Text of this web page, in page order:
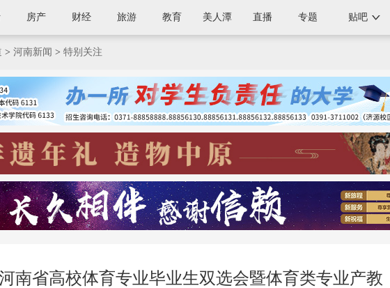
房产 财经 旅游 教育 美人潭 直播 专题 贴吧
> 河南新闻 > 特别关注
南省高校体育专业毕业生双选会暨体育类专业产教